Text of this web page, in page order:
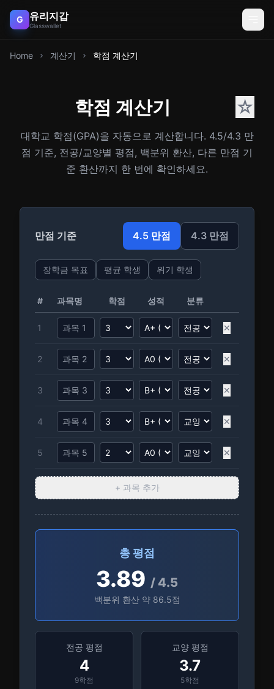
G 유리지갑
Glasswallet
Home 계산기 학점 계산기
학점 계산기 ☆
대학교 학점(GPA)을 자동으로 계산합니다. 4.5/4.3 만
점 기준, 전공/교양별 평점, 백분위 환산, 다른 만점 기
준 환산까지 한 번에 확인하세요.
만점 기준 4.5 만점 4.3 만점
장학금 목표 평균 학생 위기 학생
# 과목명 학점 성적 분류
1 ✕
2 ✕
3 ✕
4 ✕
5 ✕
+ 과목 추가
총 평점
3.89 / 4.5
백분위 환산 약 86.5점
전공 평점
4
9학점
교양 평점
3.7
5학점